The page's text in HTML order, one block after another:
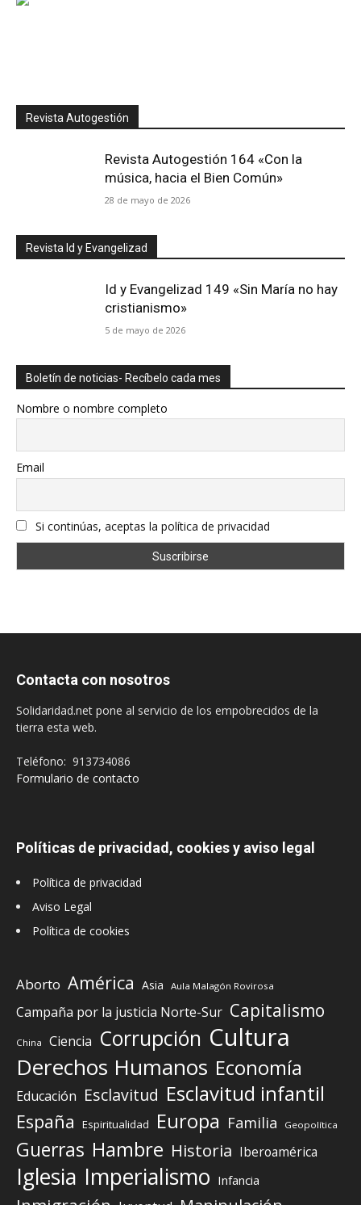
Revista Autogestión
Revista Autogestión 164 «Con la
música, hacia el Bien Común»
28 de mayo de 2026
Revista Id y Evangelizad
Id y Evangelizad 149 «Sin María no hay
cristianismo»
5 de mayo de 2026
Boletín de noticias- Recíbelo cada mes
Nombre o nombre completo
Email
Si continúas, aceptas la política de privacidad
Contacta con nosotros
Solidaridad.net pone al servicio de los empobrecidos de la
tierra esta web.
Teléfono: 913734086
Formulario de contacto
Políticas de privacidad, cookies y aviso legal
Política de privacidad
Aviso Legal
Política de cookies
Aborto América Asia Aula Malagón Rovirosa
Campaña por la justicia Norte-Sur Capitalismo
China Ciencia Corrupción Cultura
Derechos Humanos Economía
Educación Esclavitud Esclavitud infantil
España Espiritualidad Europa Familia Geopolítica
Guerras Hambre Historia Iberoamérica
Iglesia Imperialismo Infancia